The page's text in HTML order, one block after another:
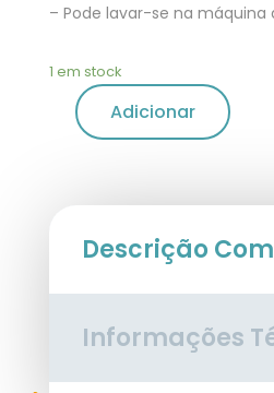
– Pode lavar-se na máquina
1 em stock
Adicionar
Descrição
Informações